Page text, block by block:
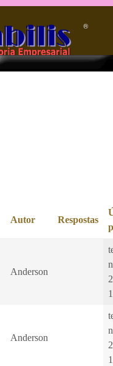
principal
®️
Autor Respostas
Anderson
Anderson